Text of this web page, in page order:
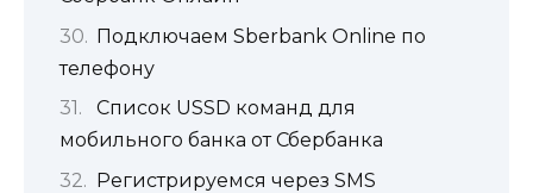
Подключаем Sberbank Online по
телефону
Список USSD команд для
мобильного банка от Сбербанка
Регистрируемся через SMS